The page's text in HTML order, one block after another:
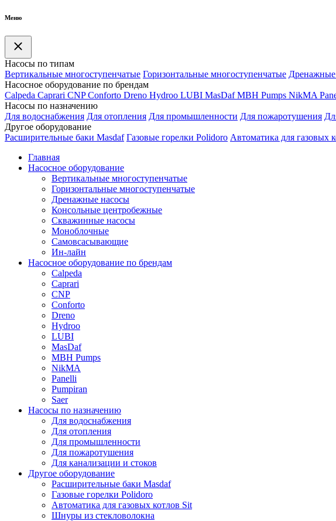
Меню
Насосы по типам
Вертикальные многоступенчатые Горизонтальные многоступенчатые
Насосное оборудование по брендам
Calpeda Caprari CNP Conforto Dreno Hydroo LUBI MasDaf MBH Pumps NikMA
Насосы по назначению
Для водоснабжения Для отопления Для промышленности Для пожаротушения
Другое оборудование
Расширительные баки Masdaf Газовые горелки Polidoro Автоматика для газовых
Главная
Насосное оборудование
Вертикальные многоступенчатые
Горизонтальные многоступенчатые
Дренажные насосы
Консольные центробежные
Скважинные насосы
Моноблочные
Самовсасывающие
Ин-лайн
Насосное оборудование по брендам
Calpeda
Caprari
CNP
Conforto
Dreno
Hydroo
LUBI
MasDaf
MBH Pumps
NikMA
Panelli
Pumpiran
Saer
Насосы по назначению
Для водоснабжения
Для отопления
Для промышленности
Для пожаротушения
Для канализации и стоков
Другое оборудование
Расширительные баки Masdaf
Газовые горелки Polidoro
Автоматика для газовых котлов Sit
Шнуры из стекловолокна